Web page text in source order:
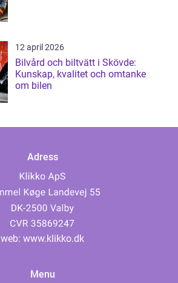
12 april 2026
Bilvård och biltvätt i Skövde:
Kunskap, kvalitet och omtanke
om bilen
Adress
web: www.klikko.dk
Menu